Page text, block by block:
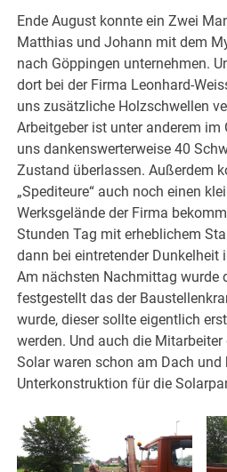
Ende August konnte ein Zwei
Matthias und Johann mit dem
nach Göppingen unternehmen.
dort bei der Firma Leonhard-
uns zusätzliche Holzschwellen
Arbeitgeber ist unter anderem
uns dankenswerterweise 40
Zustand überlassen. Außerdem
„Spediteure“ auch noch einen
Werksgelände der Firma
Stunden Tag mit erheblichem
dann bei eintretender Dunkelheit
Am nächsten Nachmittag wurde
festgestellt das der
wurde, dieser sollte eigentlich
werden. Und auch die
Solar waren schon am Dach und
Unterkonstruktion für die